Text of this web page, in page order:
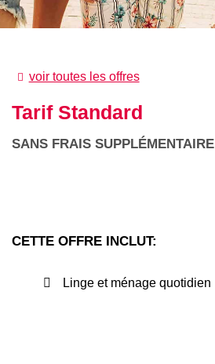
voir toutes les offres
Tarif Standard
SANS FRAIS SUPPLÉMENTAIRE
CETTE OFFRE INCLUT:
Linge et ménage quotidien